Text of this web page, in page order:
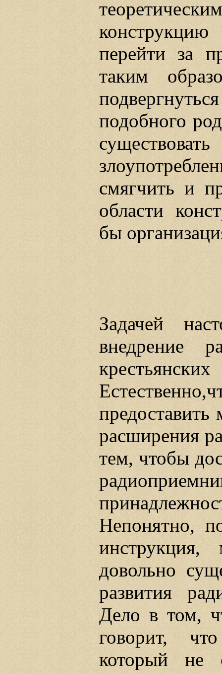
перейти за
таким
подобного
смягчить и
области
бы
Задачей
внедрение
расширения
тем, чтобы
Непонятно,
довольно
развития
Дело в том,
говорит,
который не